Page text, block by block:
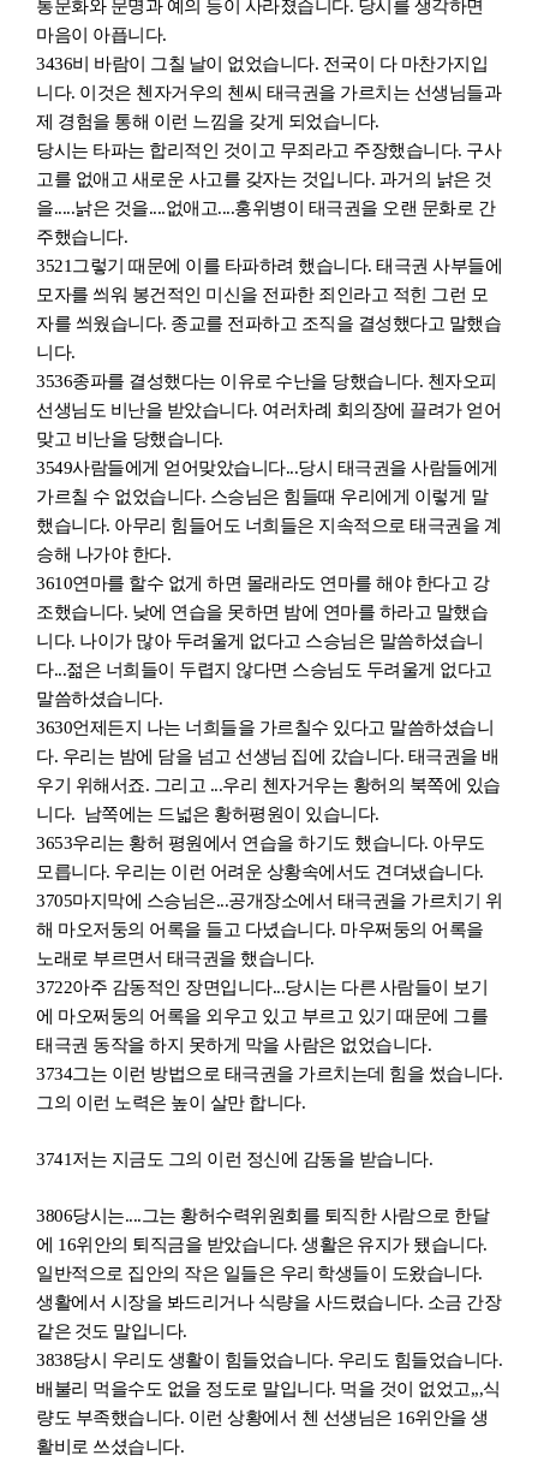
통문화와 문명과 예의 등이 사라졌습니다. 당시를 생각하면
마음이 아픕니다.
3436비 바람이 그칠 날이 없었습니다. 전국이 다 마찬가지입
니다. 이것은 첸자거우의 첸씨 태극권을 가르치는 선생님들과
제 경험을 통해 이런 느낌을 갖게 되었습니다.
당시는 타파는 합리적인 것이고 무죄라고 주장했습니다. 구사
고를 없애고 새로운 사고를 갖자는 것입니 다. 과거의 낡은 것
을.....낡은 것을....없애고....홍위병이 태극권을 오랜 문화로 간
주했습니 다.
3521그렇기 때문에 이를 타파하려 했습니 다. 태극권 사부들에
모자를 씌워 봉건적인 미신을 전파한 죄인라고 적힌 그런 모
자를 씌웠습니 다. 종교를 전파하고 조직을 결성했다고 말했습
니다.
3536종파를 결성했다는 이유로 수난을 당했습니 다. 첸자오피
선생님도 비난을 받았습니 다. 여러차례 회의장에 끌려가 얻어
맞고 비난을 당했습니 다.
3549사람들에게 얻어맞았습니 다...당시 태극권을 사람들에게
가르칠 수 없었습니 다. 스승님은 힘들때 우리에게 이렇게 말
했습니 다. 아무리 힘들어도 너희들은 지속적으로 태극권을 계
승해 나가야 한다.
3610연마를 할수 없게 하면 몰래라도 연마를 해야 한다고 강
조했습니 다. 낮에 연습을 못하면 밤에 연마를 하라고 말했습
니다. 나이가 많아 두려울게 없다고 스승님은 말씀하셨습니
다...젊은 너희들이 두렵지 않다면 스승님도 두려울게 없다고
말씀하셨습니다.
3630언제든지 나는 너희들을 가르칠수 있다고 말씀하셨습니
다. 우리는 밤에 담을 넘고 선생님 집에 갔습니다. 태극권을 배
우기 위해서죠. 그리고 ...우리 첸자거우는 황허의 북쪽에 있습
니다. 남쪽에는 드넓은 황허평원이 있습니다.
3653우리는 황허 평원에서 연습을 하기도 했습니다. 아무도
모릅니다. 우리는 이런 어려운 상황속에서도 견뎌냈습니 다.
3705마지막에 스승님은...공개장소에서 태극권을 가르치기 위
해 마오저둥의 어록을 들고 다녔습니 다. 마우쩌둥의 어록을
노래로 부르면서 태극권을 했습니 다.
3722아주 감동적인 장면입니 다...당시는 다른사람들이 보기
에 마오쩌둥의 어록을 외우고 있고 부르고 있기 때문에 그를
태극권 동작을 하지 못하게 막을 사람은 없었습니다.
3734그는 이런 방법으로 태극권을 가르치는데 힘을 썼습니다.
그의 이런 노력은 높이 살만 합니다.
3741저는 지금도 그의 이런 정신에 감동을 받습니다.
3806당시는....그는 황허수력위원회를 퇴직한 사람으로 한달
에 16위안의 퇴직금을 받았습니다. 생활은 유지가 됐습니다.
일반적으로 집안의 작은 일들은 우리 학생들이 도왔습니다.
생활에서 시장을 봐드리거나 식량을 사드렸습니다. 소금 간장
같은 것도 말입니다.
3838당시 우리도 생활이 힘들었습니다. 우리도 힘들었습니다.
배불리 먹을수도 없을 정도로 말입니다. 먹을 것이 없었고,,,식
량도 부족했습니다. 이런 상황에서 첸 선생님은 16위안을 생
활비로 쓰셨습니다.